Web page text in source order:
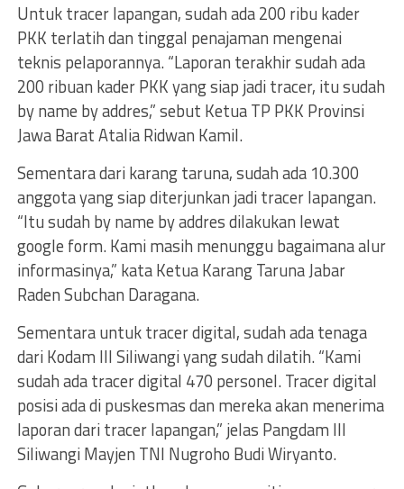
Untuk tracer lapangan, sudah ada 200 ribu kader
PKK terlatih dan tinggal penajaman mengenai
teknis pelaporannya. “Laporan terakhir sudah ada
200 ribuan kader PKK yang siap jadi tracer, itu sudah
by name by addres,” sebut Ketua TP PKK Provinsi
Jawa Barat Atalia Ridwan Kamil.
Sementara dari karang taruna, sudah ada 10.300
anggota yang siap diterjunkan jadi tracer lapangan.
“Itu sudah by name by addres dilakukan lewat
google form. Kami masih menunggu bagaimana alur
informasinya,” kata Ketua Karang Taruna Jabar
Raden Subchan Daragana.
Sementara untuk tracer digital, sudah ada tenaga
dari Kodam III Siliwangi yang sudah dilatih. “Kami
sudah ada tracer digital 470 personel. Tracer digital
posisi ada di puskesmas dan mereka akan menerima
laporan dari tracer lapangan,” jelas Pangdam III
Siliwangi Mayjen TNI Nugroho Budi Wiryanto.